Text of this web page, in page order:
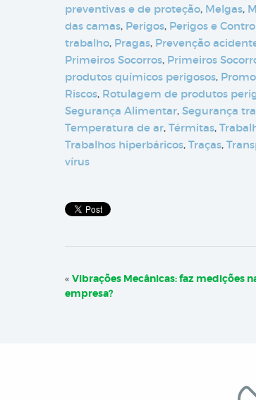
preventivas e de proteção, Melgas,
das camas, Perigos, Perigos e
trabalho, Pragas, Prevenção
Primeiros Socorros, Primeiros
produtos químicos perigosos,
Riscos, Rotulagem de produtos
Segurança Alimentar, Segurança
Temperatura de ar, Térmitas,
Trabalhos hiperbáricos, Traças,
vírus
« Vibrações Mecânicas: faz medições
empresa?